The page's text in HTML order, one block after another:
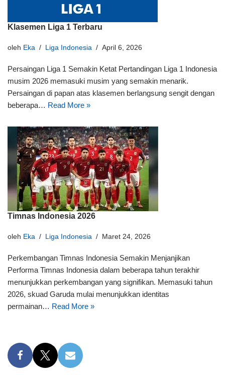
Klasemen Liga 1 Terbaru
oleh Eka Liga Indonesia April 6, 2026
Persaingan Liga 1 Semakin Ketat Pertandingan Liga 1 Indonesia
musim 2026 memasuki musim yang semakin menarik.
Persaingan di papan atas klasemen berlangsung sengit dengan
beberapa… Read More »
Timnas Indonesia 2026
oleh Eka Liga Indonesia Maret 24, 2026
Perkembangan Timnas Indonesia Semakin Menjanjikan
Performa Timnas Indonesia dalam beberapa tahun terakhir
menunjukkan perkembangan yang signifikan. Memasuki tahun
2026, skuad Garuda mulai menunjukkan identitas
permainan… Read More »